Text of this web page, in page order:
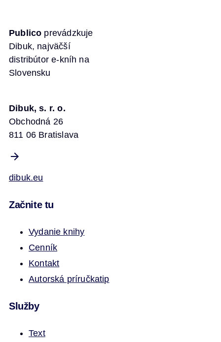
Publico prevádzkuje
Dibuk, najväčší
distribútor e-kníh na
Slovensku
Dibuk, s. r. o.
Obchodná 26
811 06 Bratislava
dibuk.eu
Začnite tu
Vydanie knihy
Cenník
Kontakt
Autorská príručkatip
Služby
Text